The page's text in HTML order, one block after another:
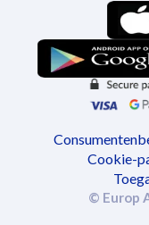
Cookie-
© Europ